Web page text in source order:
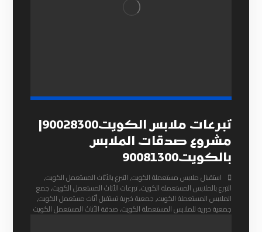
مشروع صدقات الملابس
بالكويت90081300
استقبال ملابس مستعملة الكويت,التبرع بالأثاث المستعمل الكويت,
التبرع بالملابس المستعملة الكويت,تبرعات الأثاث المستعمل الكويت,جمع
الملابس المستعملة الكويت,جمعية خيرية تستقبل أثاث مستعمل الكويت,
جمعية خيرية للملابس المستعملة الكويت,صدقة الأثاث المستعمل الكويت